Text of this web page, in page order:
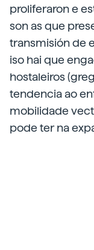
proliferaron e
son as que
transmisión de
iso hai que
hostaleiros
tendencia ao
mobilidade
pode ter na